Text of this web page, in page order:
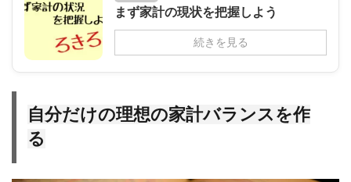
まず家計の現状を把握しよう
続きを見る
自分だけの理想の家計バランスを作
る